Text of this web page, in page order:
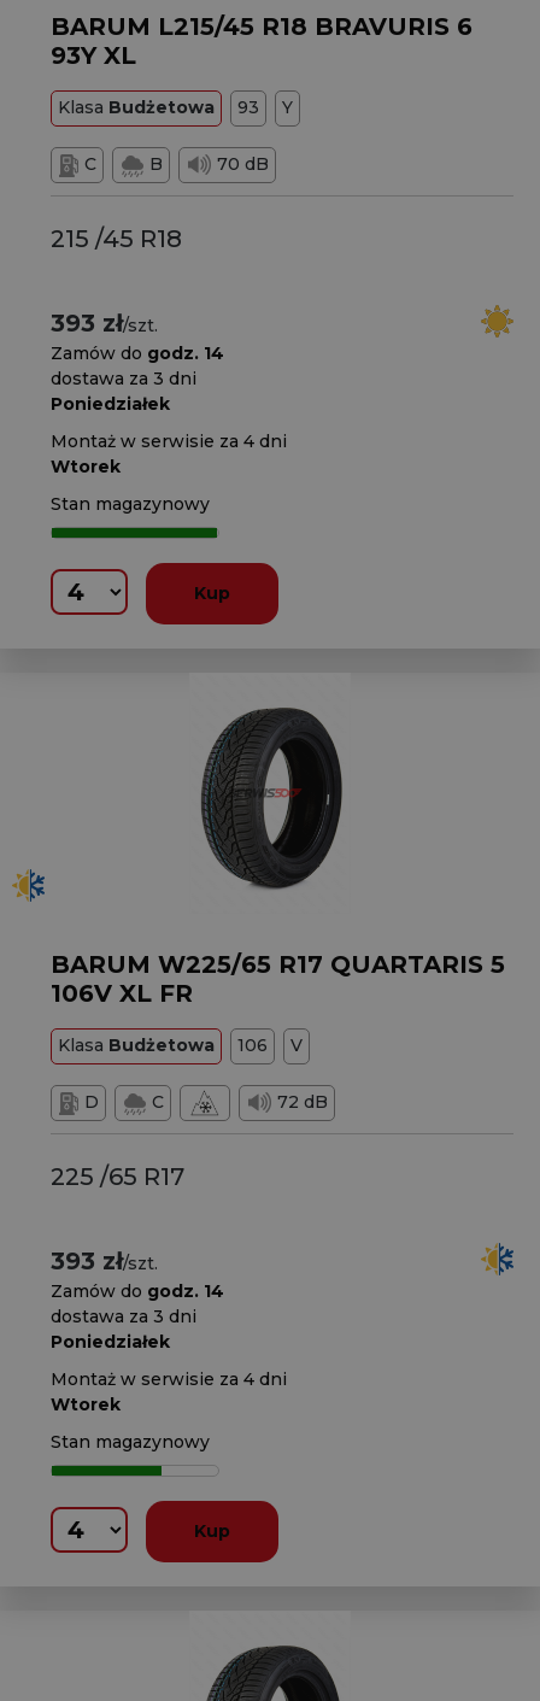
BARUM L215/45 R18 BRAVURIS 6
93Y XL
Klasa Budżetowa 93 Y
C B 70 dB
215 /45 R18
393 zł/szt.
Zamów do godz. 14
dostawa za 3 dni
Poniedziałek
Montaż w serwisie za 4 dni
Wtorek
Stan magazynowy
Kup
BARUM W225/65 R17 QUARTARIS 5
106V XL FR
Klasa Budżetowa 106 V
D C 72 dB
225 /65 R17
393 zł/szt.
Zamów do godz. 14
dostawa za 3 dni
Poniedziałek
Montaż w serwisie za 4 dni
Wtorek
Stan magazynowy
Kup